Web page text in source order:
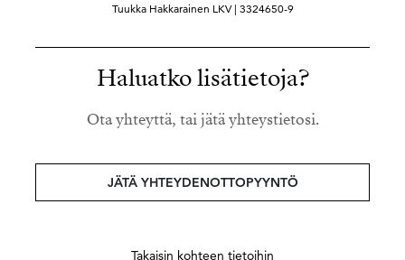
Tuukka Hakkarainen LKV | 3324650-9
Haluatko lisätietoja?
Ota yhteyttä, tai jätä yhteystietosi.
JÄTÄ YHTEYDENOTTOPYYNTÖ
Takaisin kohteen tietoihin